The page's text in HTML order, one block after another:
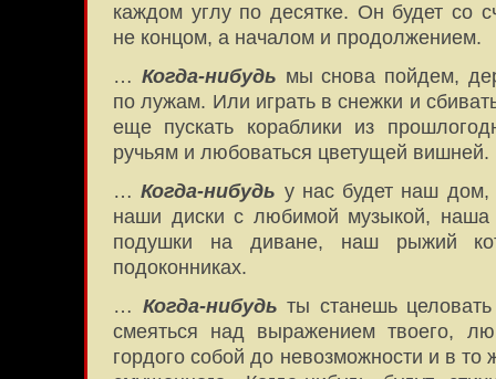
каждом углу по десятке. Он будет со
не концом, а началом и продолжением.
… Когда-нибудь мы снова пойдем,
по лужам. Или играть в снежки и
еще пускать кораблики из
ручьям и любоваться цветущей вишней.
…Когда-нибудь у нас будет наш
наши диски с любимой музыкой, наша
подушки на диване, наш рыжий
подоконниках.
… Когда-нибудь ты станешь
смеяться над выражением твоего,
гордого собой до невозможности и в то